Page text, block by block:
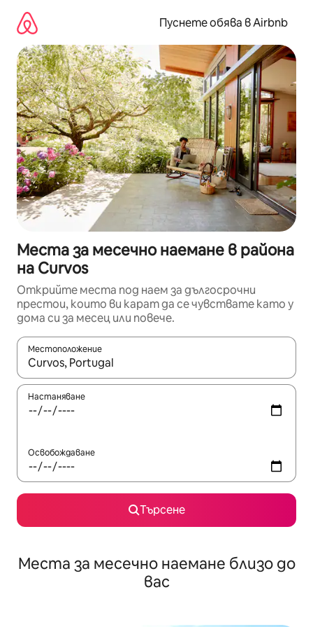
съдържанието
Пуснете обява в Airbnb
Места за месечно наемане в района
на Curvos
Открийте места под наем за дългосрочни
престои, които ви карат да се чувствате като у
дома си за месец или повече.
Местоположение
Когато резултатите се покажат, използвайте
Настаняване
Освобождаване
Търсене
Места за месечно наемане близо до
вас